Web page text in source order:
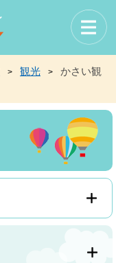
> 観光 >
かさい観